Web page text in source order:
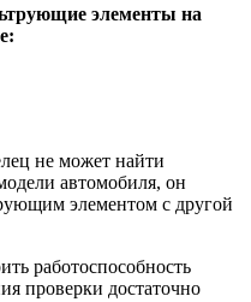
элементы на
не может найти
автомобиля, он
элементом с другой
работоспособность
проверки достаточно